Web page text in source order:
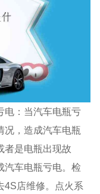
电：当汽车电瓶亏
况，造成汽车电瓶
者是电瓶出现故
汽车电瓶亏电。检
4S店维修。点火系